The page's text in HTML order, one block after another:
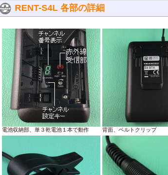
RENT-S4L 各部の詳細
電池収納部、単３乾電池１本で動作 背面、ベルトクリップ